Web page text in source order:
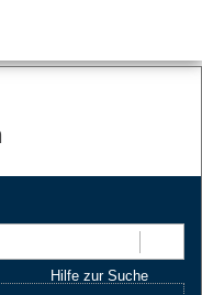
Hilfe zur Suche